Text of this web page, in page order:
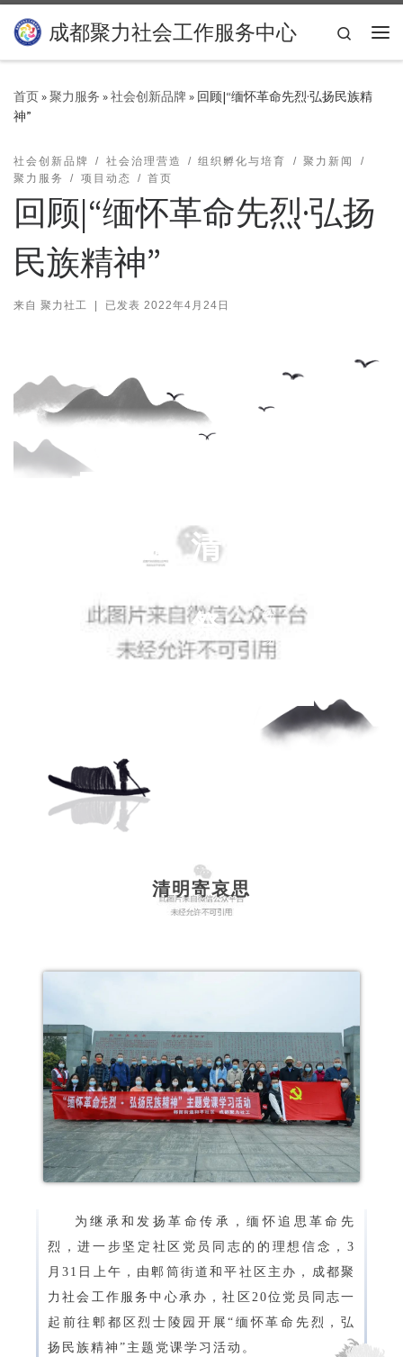
Skip to content
成都聚力社会工作服务中心
Search
首页»聚力服务 »社会创新品牌 » 回顾|“缅怀革命先烈·弘扬民族精
神”
社会创新品牌 社会治理营造 组织孵化与培育
聚力新闻
聚力服务
项目动态 首页
回顾|“缅怀革命先烈·弘扬
民族精神”
来自 聚力社工 已发表 2022年4月24日
清
清
祭
时
纷
纷
清明寄哀思
为继承和发扬革命传承，缅怀追思革命先
烈，进一步坚定社区党员同志的的理想信念，3
月31日上午，由郫筒街道和平社区主办，成都聚
力社会工作服务中心承办，社区20位党员同志一
起前往郫都区烈士陵园开展“缅怀革命先烈，弘
扬民族精神”主题党课学习活动。